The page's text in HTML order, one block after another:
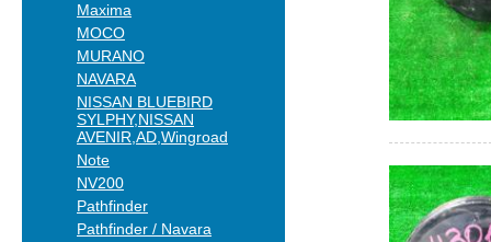
Maxima
MOCO
MURANO
NAVARA
NISSAN BLUEBIRD
SYLPHY,NISSAN
AVENIR,AD,Wingroad
Note
NV200
Pathfinder
Pathfinder / Navara